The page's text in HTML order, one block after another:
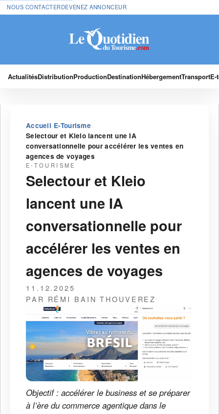
NOUS CONTACTERDEVENEZ ANNONCEUR
ActualitésDistributionProductionDestinationHébergementTransport
Accueil›E-Tourisme›
Selectour et Kleio lancent une IA
conversationnelle pour accélérer les ventes en
agences de voyages
E-TOURISME
Selectour et Kleio
lancent une IA
conversationnelle pour
accélérer les ventes en
agences de voyages
11.12.2025
PAR RÉMI BAIN THOUVEREZ
Objectif : accélérer le business et se préparer
à l’ère du commerce agentique dans le